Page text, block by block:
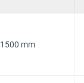
1500 mm